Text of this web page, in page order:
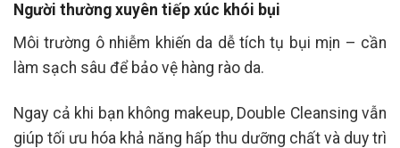
Người thường xuyên tiếp xúc khói bụi
Môi trường ô nhiễm khiến da dễ tích tụ bụi mịn – cần
làm sạch sâu để bảo vệ hàng rào da.
Ngay cả khi bạn không makeup, Double Cleansing vẫn
giúp tối ưu hóa khả năng hấp thu dưỡng chất và duy trì